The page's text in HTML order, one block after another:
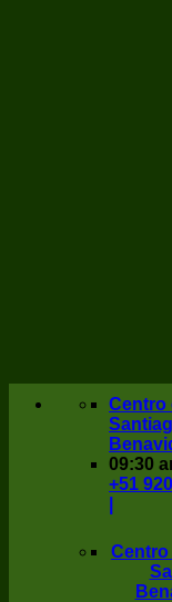
Centro
09:30
+51
Centro